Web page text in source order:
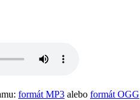
formát MP3 alebo formát OGG